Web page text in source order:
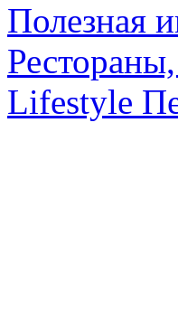
Полезная
Lifestyle